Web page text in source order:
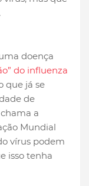
doença
do influenza
que já se
de
a
Mundial
vírus podem
isso tenha